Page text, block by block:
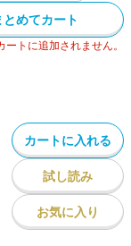
とめてカート
トに追加されません。
カートに入れる
試し読み
お気に入り